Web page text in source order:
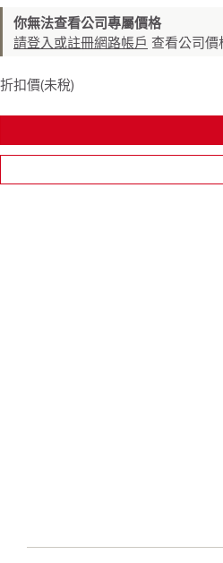
你無法查看公司專屬價格
請登入或註冊網路帳戶 查看公司價
折扣價(未稅)